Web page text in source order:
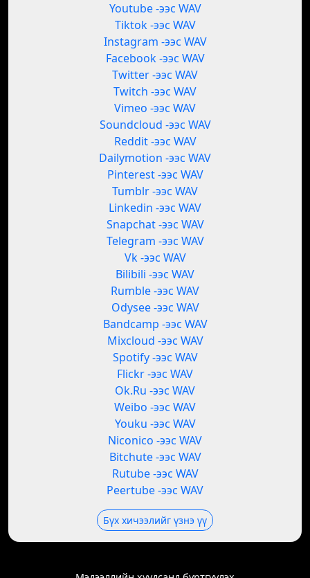
Youtube -ээс WAV
Tiktok -ээс WAV
Instagram -ээс WAV
Facebook -ээс WAV
Twitter -ээс WAV
Twitch -ээс WAV
Vimeo -ээс WAV
Soundcloud -ээс WAV
Reddit -ээс WAV
Dailymotion -ээс WAV
Pinterest -ээс WAV
Tumblr -ээс WAV
Linkedin -ээс WAV
Snapchat -ээс WAV
Telegram -ээс WAV
Vk -ээс WAV
Bilibili -ээс WAV
Rumble -ээс WAV
Odysee -ээс WAV
Bandcamp -ээс WAV
Mixcloud -ээс WAV
Spotify -ээс WAV
Flickr -ээс WAV
Ok.Ru -ээс WAV
Weibo -ээс WAV
Youku -ээс WAV
Niconico -ээс WAV
Bitchute -ээс WAV
Rutube -ээс WAV
Peertube -ээс WAV
Бүх хичээлийг үзнэ үү